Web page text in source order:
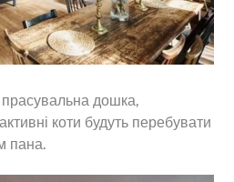
дошка,
коти будуть перебувати
пана.